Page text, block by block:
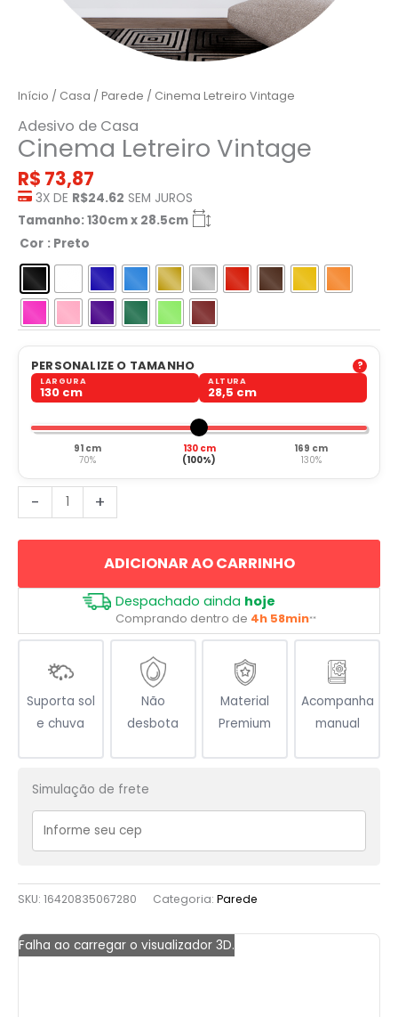
Início / Casa / Parede / Cinema Letreiro Vintage
Adesivo de Casa
Cinema Letreiro Vintage
R$ 73,87
3X DE R$24.62 SEM JUROS
Tamanho: 130cm x 28.5cm
Cor : Preto
PERSONALIZE O TAMANHO
LARGURA
130 cm
ALTURA
28,5 cm
91 cm
70%
130 cm
(100%)
169 cm
130%
-
Letreiro
Vintage
+
ADICIONAR AO CARRINHO
Despachado ainda hoje
Comprando dentro de 4h 58min**
Suporta sol
e chuva
Não
desbota
Material
Premium
Acompanha
manual
Simulação de frete
SKU: 16420835067280 Categoria: Parede
Falha ao carregar o visualizador 3D.